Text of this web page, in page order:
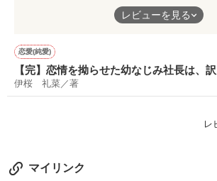
碧さんの溺愛っぷりにキュンキュンしました
とても綺麗に書かれていて素晴らしい✨個人
互いを大切に想っていて、二人がイチャイチ
この先もずっと幸せでいてほしい…！って思わ
したꉂꉂ📣素敵な幼なじみ愛を書いていただき
ました🙏
レビューを見る
恋愛(純愛)
【完】恋情を拗らせた幼なじみ社長は、
愛している。
伊桜 礼菜／著
レ
マイリンク